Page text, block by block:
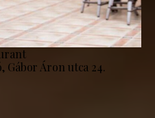
Gábor Áron utca 24.